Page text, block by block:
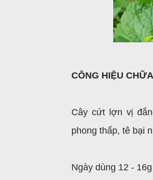
CÔNG HIỆU
Cây cứt lợn vị
phong thấp, tê bại
Ngày dùng 12 -